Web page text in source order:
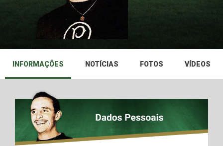
INFORMAÇÕES NOTÍCIAS FOTOS VÍDEOS